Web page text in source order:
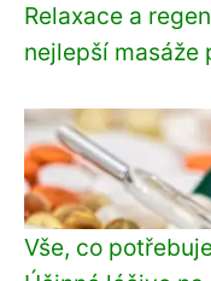
Relaxace a
nejlepší masáže
Vše, co